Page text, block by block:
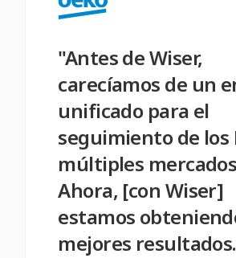
"Antes de Wiser,
carecíamos de un
unificado para el
seguimiento de los
múltiples
Ahora, [con Wiser]
estamos
mejores